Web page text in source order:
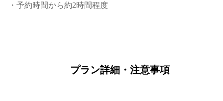
・予約時間から約2時間程度
プラン詳細・注意事項